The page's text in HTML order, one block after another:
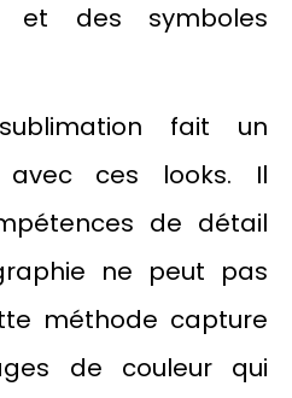
et des symboles
fait un
avec ces looks. Il
de détail
ne peut pas
méthode capture
de couleur qui